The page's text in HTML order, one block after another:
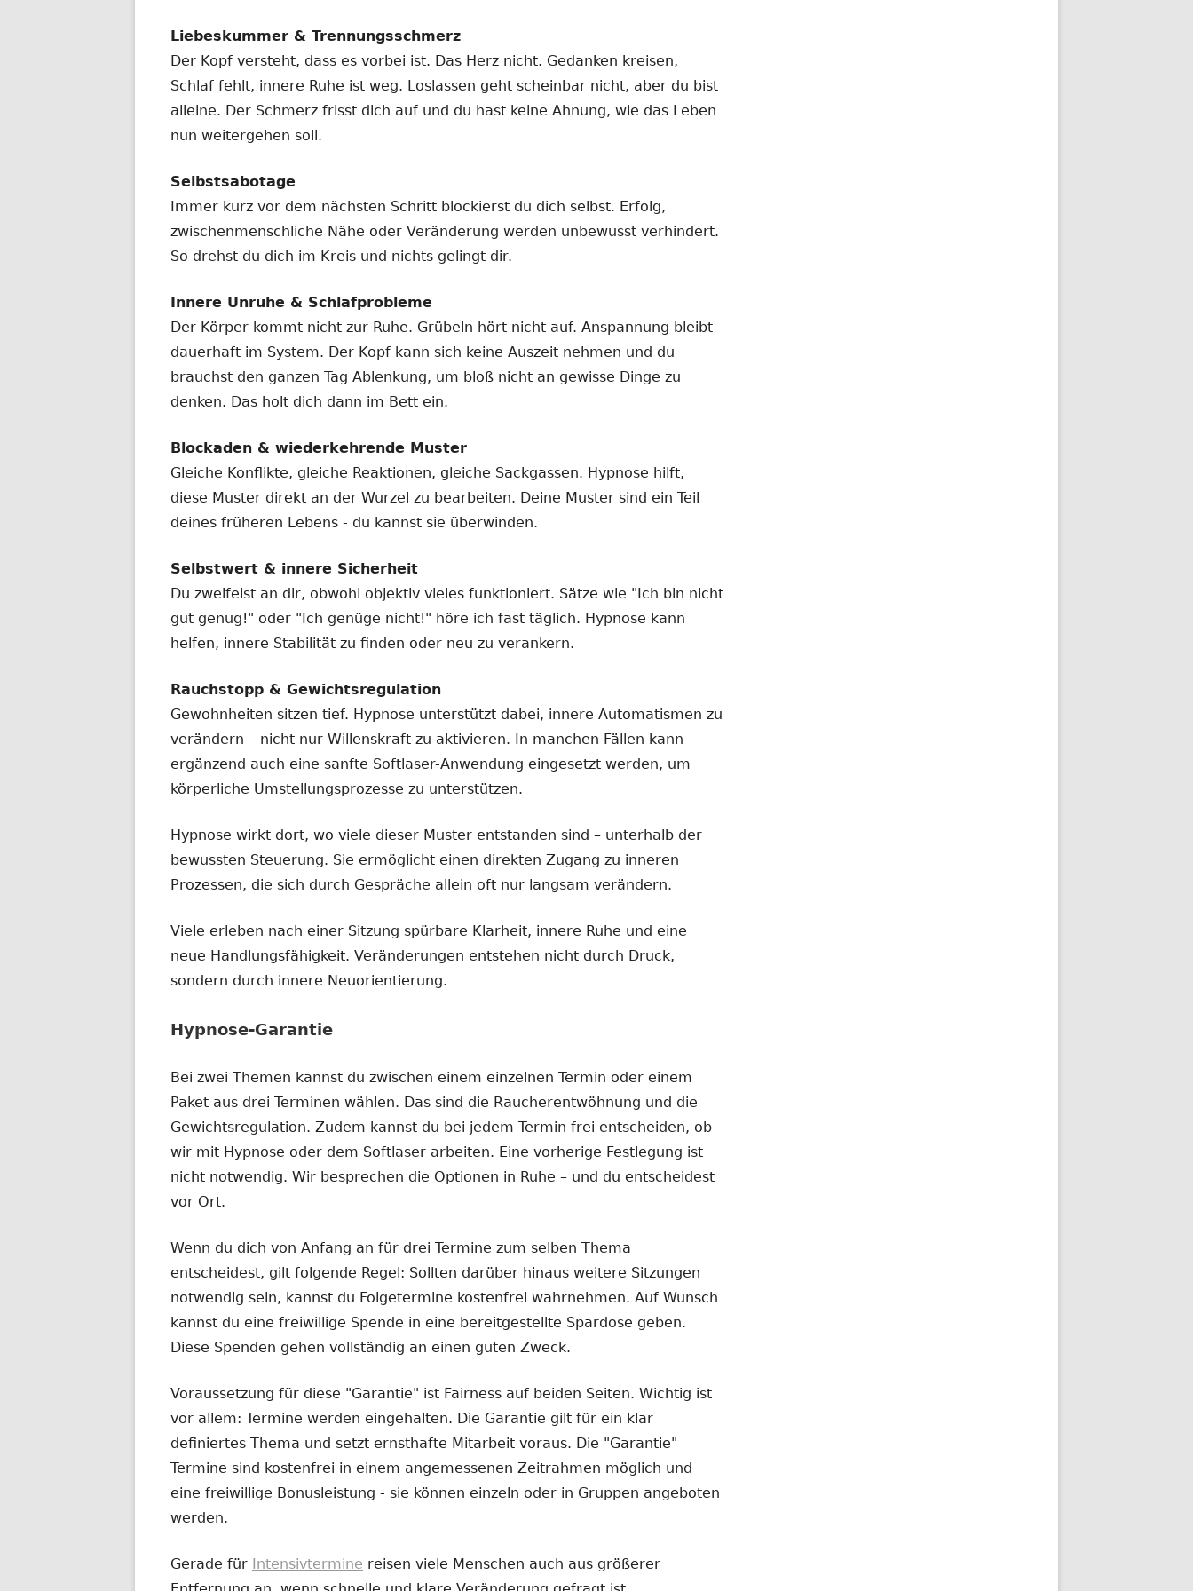
Liebeskummer & Trennungsschmerz
Der Kopf versteht, dass es vorbei ist. Das Herz nicht. Gedanken kreisen,
Schlaf fehlt, innere Ruhe ist weg. Loslassen geht scheinbar nicht, aber du bist
alleine. Der Schmerz frisst dich auf und du hast keine Ahnung, wie das Leben
nun weitergehen soll.
Selbstsabotage
Immer kurz vor dem nächsten Schritt blockierst du dich selbst. Erfolg,
zwischenmenschliche Nähe oder Veränderung werden unbewusst verhindert.
So drehst du dich im Kreis und nichts gelingt dir.
Innere Unruhe & Schlafprobleme
Der Körper kommt nicht zur Ruhe. Grübeln hört nicht auf. Anspannung bleibt
dauerhaft im System. Der Kopf kann sich keine Auszeit nehmen und du
brauchst den ganzen Tag Ablenkung, um bloß nicht an gewisse Dinge zu
denken. Das holt dich dann im Bett ein.
Blockaden & wiederkehrende Muster
Gleiche Konflikte, gleiche Reaktionen, gleiche Sackgassen. Hypnose hilft,
diese Muster direkt an der Wurzel zu bearbeiten. Deine Muster sind ein Teil
deines früheren Lebens - du kannst sie überwinden.
Selbstwert & innere Sicherheit
Du zweifelst an dir, obwohl objektiv vieles funktioniert. Sätze wie "Ich bin nicht
gut genug!" oder "Ich genüge nicht!" höre ich fast täglich. Hypnose kann
helfen, innere Stabilität zu finden oder neu zu verankern.
Rauchstopp & Gewichtsregulation
Gewohnheiten sitzen tief. Hypnose unterstützt dabei, innere Automatismen zu
verändern – nicht nur Willenskraft zu aktivieren. In manchen Fällen kann
ergänzend auch eine sanfte Softlaser-Anwendung eingesetzt werden, um
körperliche Umstellungsprozesse zu unterstützen.
Hypnose wirkt dort, wo viele dieser Muster entstanden sind – unterhalb der
bewussten Steuerung. Sie ermöglicht einen direkten Zugang zu inneren
Prozessen, die sich durch Gespräche allein oft nur langsam verändern.
Viele erleben nach einer Sitzung spürbare Klarheit, innere Ruhe und eine
neue Handlungsfähigkeit. Veränderungen entstehen nicht durch Druck,
sondern durch innere Neuorientierung.
Hypnose-Garantie
Bei zwei Themen kannst du zwischen einem einzelnen Termin oder einem
Paket aus drei Terminen wählen. Das sind die Raucherentwöhnung und die
Gewichtsregulation. Zudem kannst du bei jedem Termin frei entscheiden, ob
wir mit Hypnose oder dem Softlaser arbeiten. Eine vorherige Festlegung ist
nicht notwendig. Wir besprechen die Optionen in Ruhe – und du entscheidest
vor Ort.
Wenn du dich von Anfang an für drei Termine zum selben Thema
entscheidest, gilt folgende Regel: Sollten darüber hinaus weitere Sitzungen
notwendig sein, kannst du Folgetermine kostenfrei wahrnehmen. Auf Wunsch
kannst du eine freiwillige Spende in eine bereitgestellte Spardose geben.
Diese Spenden gehen vollständig an einen guten Zweck.
Voraussetzung für diese "Garantie" ist Fairness auf beiden Seiten. Wichtig ist
vor allem: Termine werden eingehalten. Die Garantie gilt für ein klar
definiertes Thema und setzt ernsthafte Mitarbeit voraus. Die "Garantie"
Termine sind kostenfrei in einem angemessenen Zeitrahmen möglich und
eine freiwillige Bonusleistung - sie können einzeln oder in Gruppen angeboten
werden.
Gerade für Intensivtermine reisen viele Menschen auch aus größerer